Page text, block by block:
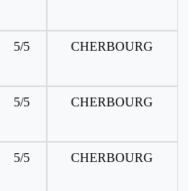
5/5 CHERBOURG
5/5 CHERBOURG
5/5 CHERBOURG